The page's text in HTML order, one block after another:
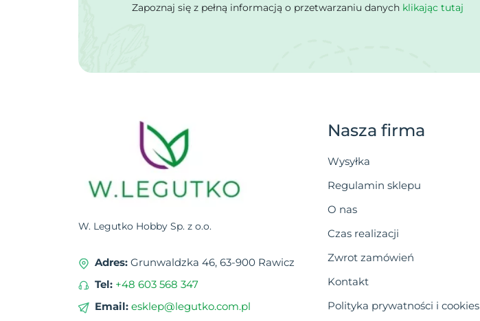
Zapoznaj się z pełną informacją o przetwarzaniu danych klikając tutaj
W. Legutko Hobby Sp. z o.o.
Adres: Grunwaldzka 46, 63-900 Rawicz
Tel: +48 603 568 347
Email: esklep@legutko.com.pl
Nasza firma
Wysyłka
Regulamin sklepu
O nas
Czas realizacji
Zwrot zamówień
Kontakt
Polityka prywatności i cookies